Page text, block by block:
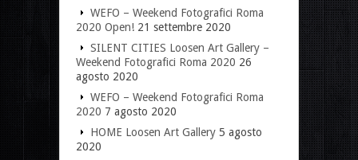
WEFO – Weekend Fotografici Roma
2020 Open! 21 settembre 2020
SILENT CITIES Loosen Art Gallery –
Weekend Fotografici Roma 2020 26
agosto 2020
WEFO – Weekend Fotografici Roma
2020 7 agosto 2020
HOME Loosen Art Gallery 5 agosto
2020